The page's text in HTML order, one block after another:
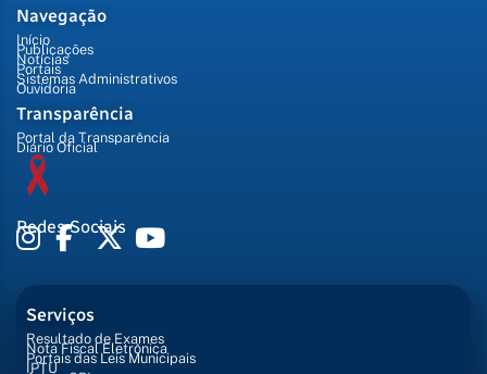
Navegação
Início
Publicações
Notícias
Portais
Sistemas Administrativos
Ouvidoria
Transparência
Portal da Transparência
Diário Oficial
Redes Sociais
Serviços
Resultado de Exames
Nota Fiscal Eletrônica
Portais das Leis Municipais
IPTU